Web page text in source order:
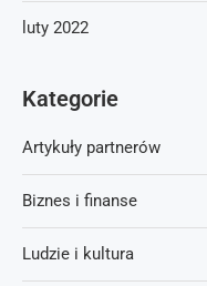
luty 2022
Kategorie
Artykuły partnerów
Biznes i finanse
Ludzie i kultura